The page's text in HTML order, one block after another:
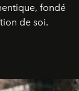
fondé
de soi.